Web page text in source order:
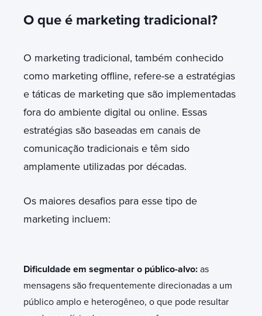
O que é marketing tradicional?
O marketing tradicional, também conhecido
como marketing offline, refere-se a estratégias
e táticas de marketing que são implementadas
fora do ambiente digital ou online. Essas
estratégias são baseadas em canais de
comunicação tradicionais e têm sido
amplamente utilizadas por décadas.
Os maiores desafios para esse tipo de
marketing incluem:
Dificuldade em segmentar o público-alvo: as
mensagens são frequentemente direcionadas a um
público amplo e heterogêneo, o que pode resultar